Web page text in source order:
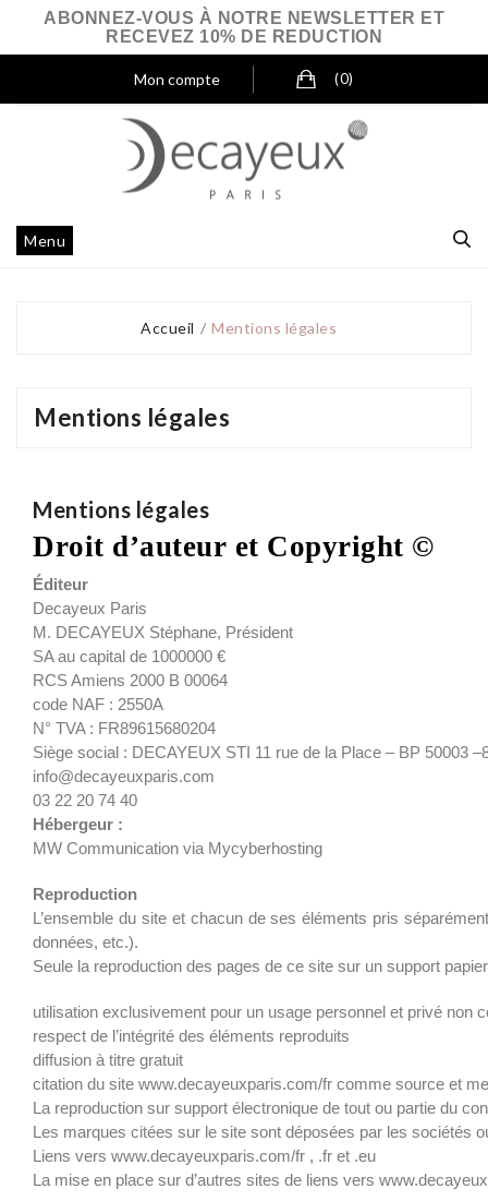
ABONNEZ-VOUS À NOTRE NEWSLETTER ET
RECEVEZ 10% DE REDUCTION
Mon compte (0)
Menu
Accueil Mentions légales
Mentions légales
Mentions légales
Droit d’auteur et Copyright ©
Éditeur
Decayeux Paris
M. DECAYEUX Stéphane, Président
SA au capital de 1000000 €
RCS Amiens 2000 B 00064
code NAF : 2550A
N° TVA : FR89615680204
Siège social : DECAYEUX STI 11 rue de la Place – BP 50003
info@decayeuxparis.com
03 22 20 74 40
Hébergeur :
MW Communication via Mycyberhosting
Reproduction
L’ensemble du site et chacun de ses éléments pris
données, etc.).
Seule la reproduction des pages de ce site sur un support
utilisation exclusivement pour un usage personnel et privé non
respect de l’intégrité des éléments reproduits
diffusion à titre gratuit
citation du site www.decayeuxparis.com/fr comme source et
La reproduction sur support électronique de tout ou partie du
Les marques citées sur le site sont déposées par les sociétés
Liens vers www.decayeuxparis.com/fr , .fr et .eu
La mise en place sur d’autres sites de liens vers